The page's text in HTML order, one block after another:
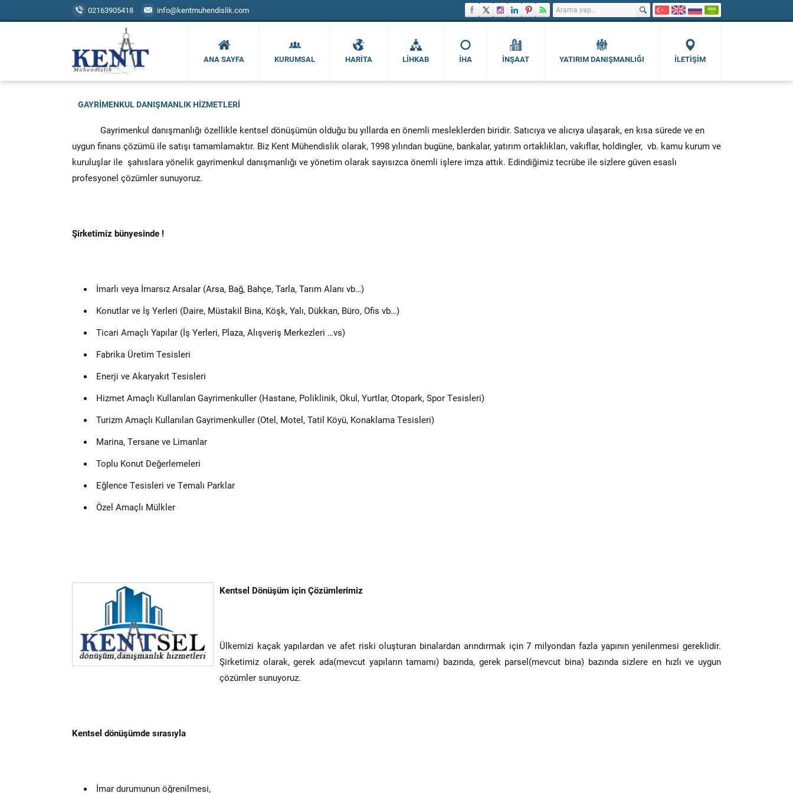
02163905418 info@kentmuhendislik.com
ANA SAYFA KURUMSAL HARİTA LİHKAB İHA İNŞAAT YATIRIM DANIŞMANLIĞI İLETİŞİM
GAYRIMENKUL DANIŞMANLIK HIZMETLERI
Gayrimenkul danışmanlığı özellikle kentsel dönüşümün olduğu bu yıllarda en önemli mesleklerden biridir. Satıcıya ve alıcıya ulaşarak, en kısa sürede ve en
uygun finans çözümü ile satışı tamamlamaktır. Biz Kent Mühendislik olarak, 1998 yılından bugüne, bankalar, yatırım ortaklıkları, vakıflar, holdingler, vb. kamu kurum ve
kuruluşlar ile şahıslara yönelik gayrimenkul danışmanlığı ve yönetim olarak sayısızca önemli işlere imza attık. Edindiğimiz tecrübe ile sizlere güven esaslı
profesyonel çözümler sunuyoruz.
Şirketimiz bünyesinde !
İmarlı veya İmarsız Arsalar (Arsa, Bağ, Bahçe, Tarla, Tarım Alanı vb…)
Konutlar ve İş Yerleri (Daire, Müstakil Bina, Köşk, Yalı, Dükkan, Büro, Ofis vb…)
Ticari Amaçlı Yapılar (İş Yerleri, Plaza, Alışveriş Merkezleri …vs)
Fabrika Üretim Tesisleri
Enerji ve Akaryakıt Tesisleri
Hizmet Amaçlı Kullanılan Gayrimenkuller (Hastane, Poliklinik, Okul, Yurtlar, Otopark, Spor Tesisleri)
Turizm Amaçlı Kullanılan Gayrimenkuller (Otel, Motel, Tatil Köyü, Konaklama Tesisleri)
Marina, Tersane ve Limanlar
Toplu Konut Değerlemeleri
Eğlence Tesisleri ve Temalı Parklar
Özel Amaçlı Mülkler
Kentsel Dönüşüm için Çözümlerimiz
Ülkemizi kaçak yapılardan ve afet riski oluşturan binalardan arındırmak için 7 milyondan fazla yapının yenilenmesi gereklidir.
Şirketimiz olarak, gerek ada(mevcut yapıların tamamı) bazında, gerek parsel(mevcut bina) bazında sizlere en hızlı ve uygun
çözümler sunuyoruz.
Kentsel dönüşümde sırasıyla
İmar durumunun öğrenilmesi,